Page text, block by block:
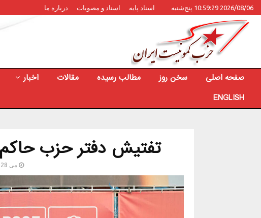
2026/08/06 10:59:29 پنج‌شنبه اسناد پایه اسناد و مصوبات درباره ما
صفحه اصلی سخن روز مطالب رسیده مقالات اخبار
ENGLISH
تفتیش دفتر حزب حاکم
می 28, 2026